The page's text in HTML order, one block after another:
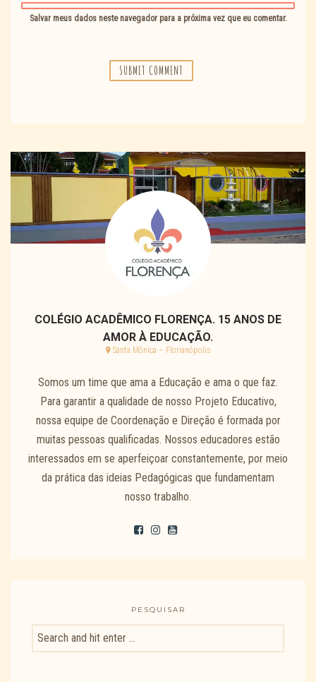
Salvar meus dados neste navegador para a próxima vez que eu comentar.
COLÉGIO ACADÊMICO FLORENÇA. 15 ANOS DE
AMOR À EDUCAÇÃO.
Santa Mônica – Florianópolis
Somos um time que ama a Educação e ama o que faz.
Para garantir a qualidade de nosso Projeto Educativo,
nossa equipe de Coordenação e Direção é formada por
muitas pessoas qualificadas. Nossos educadores estão
interessados em se aperfeiçoar constantemente, por meio
da prática das ideias Pedagógicas que fundamentam
nosso trabalho.
PESQUISAR